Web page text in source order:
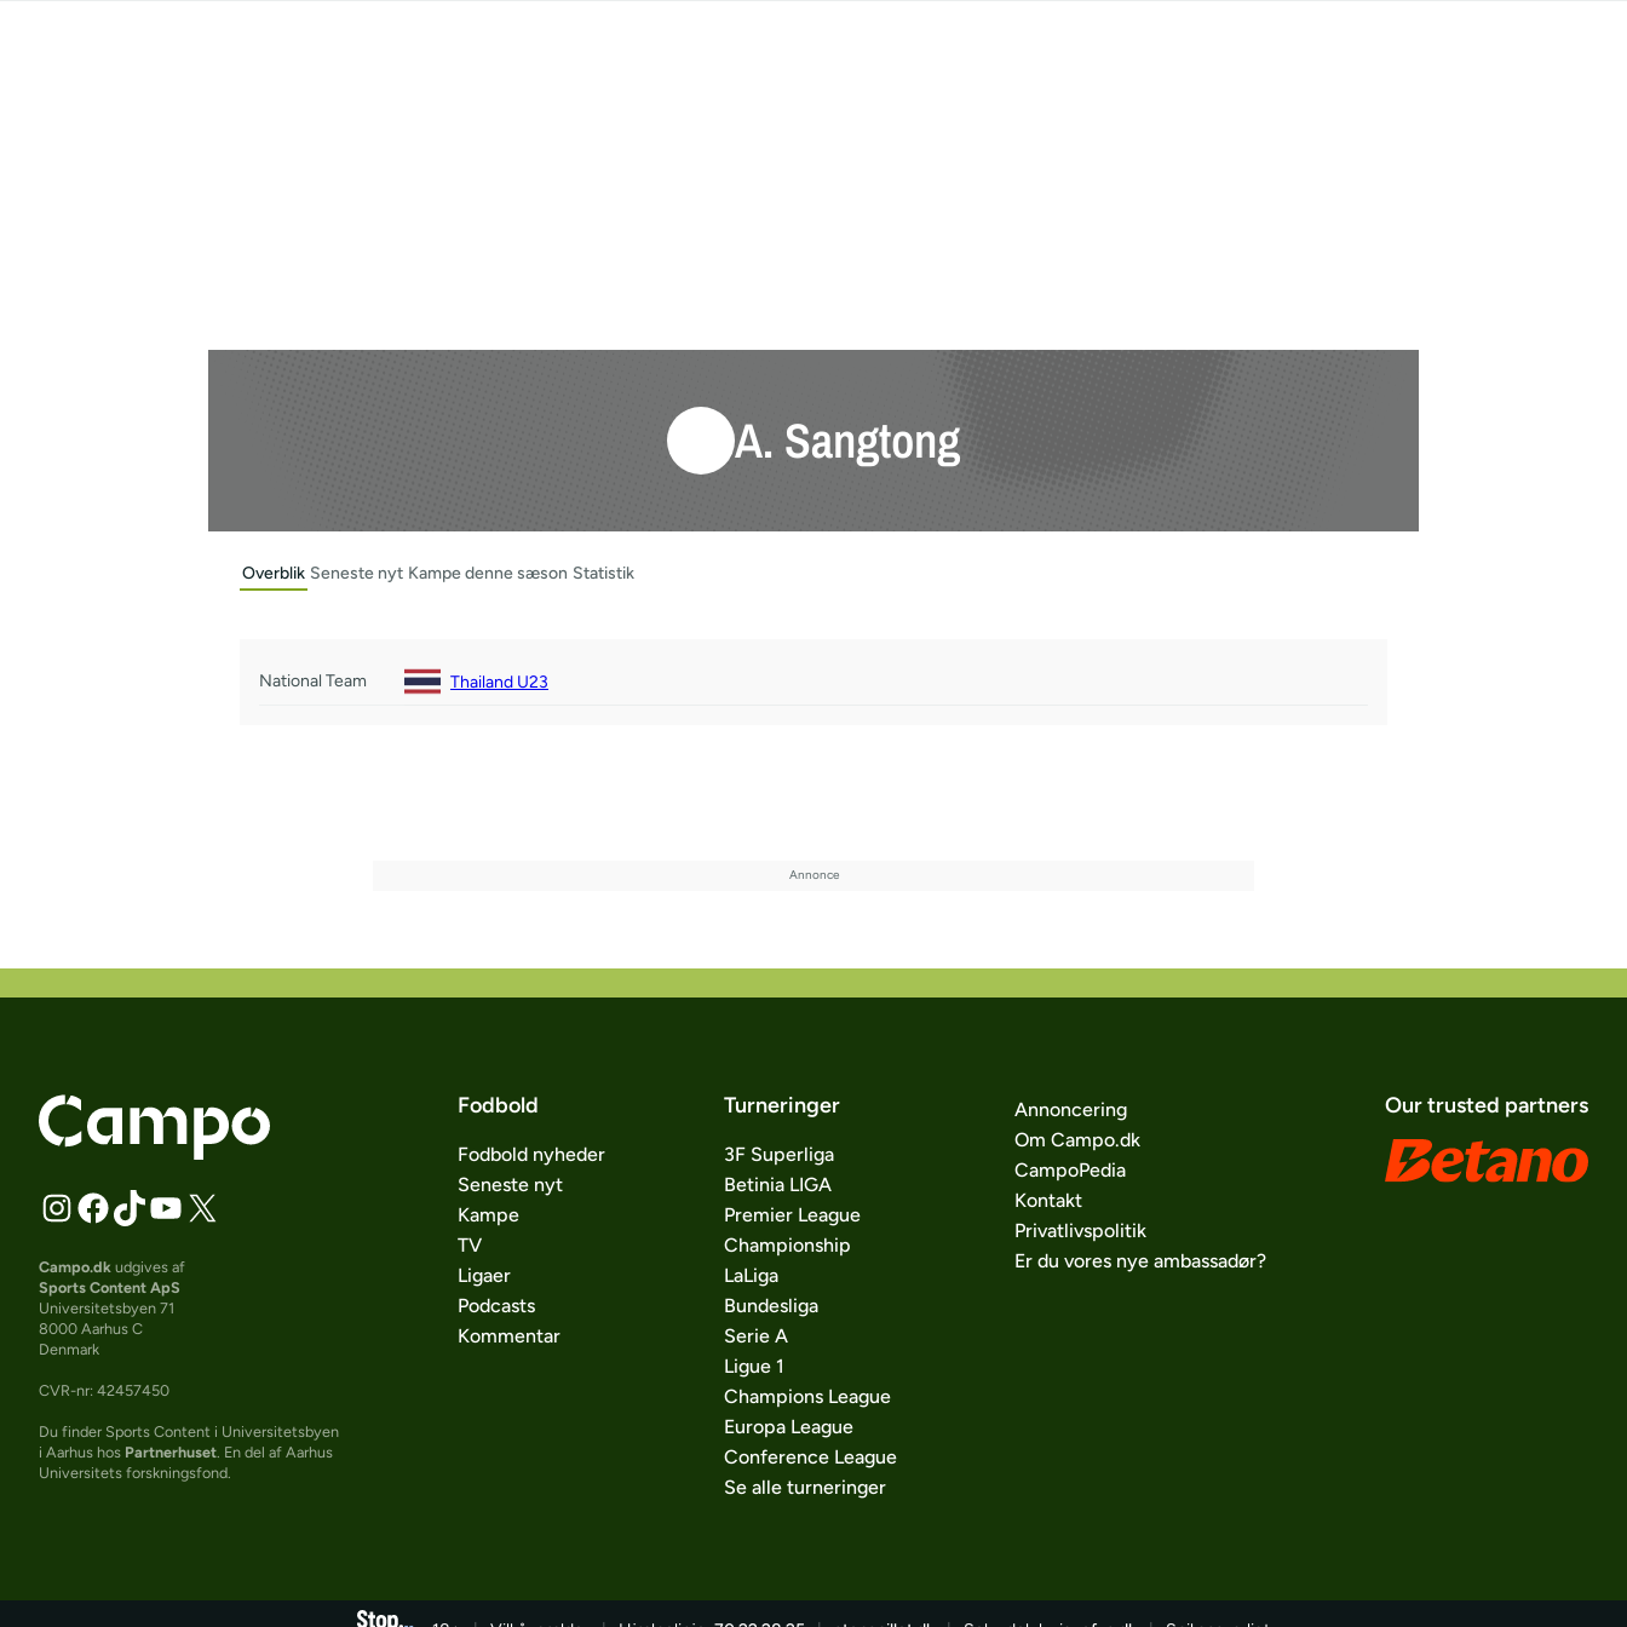
A. Sangtong
Overblik Seneste nyt Kampe denne sæson Statistik
National Team Thailand U23
Campo.dk udgives af
Sports Content ApS
Universitetsbyen 71
8000 Aarhus C
Denmark
CVR-nr: 42457450
Du finder Sports Content i Universitetsbyen
i Aarhus hos Partnerhuset . En del af Aarhus
Universitets forskningsfond.
Fodbold
Fodbold nyheder
Seneste nyt
Kampe
TV
Ligaer
Podcasts
Kommentar
Turneringer
3F Superliga
Betinia LIGA
Premier League
Championship
LaLiga
Bundesliga
Serie A
Ligue 1
Champions League
Europa League
Conference League
Se alle turneringer
Annoncering
Om Campo.dk
CampoPedia
Kontakt
Privatlivspolitik
Er du vores nye ambassadør?
Our trusted partners